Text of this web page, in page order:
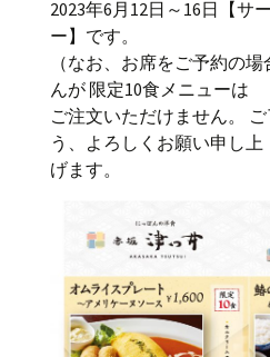
2023年6月12日～16日【サ
ー】です。
（なお、お席をご予約の
んが 限定10食メニューは
ご注文いただけません。
う、よろしくお願い申し上
げます。